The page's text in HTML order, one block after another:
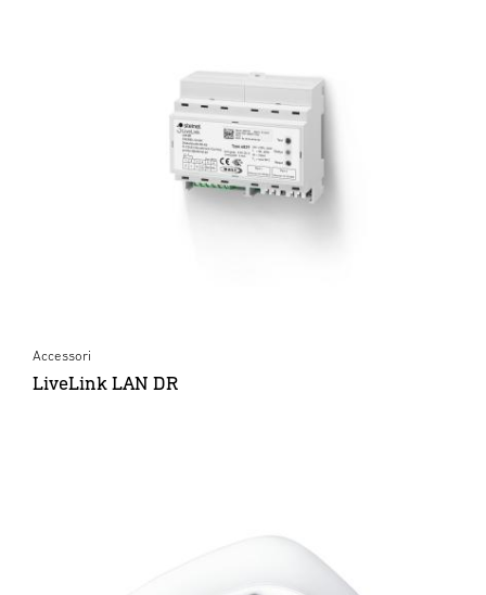
Accessori
LiveLink LAN DR